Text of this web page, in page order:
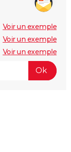
Voir un exemple
Voir un exemple
Voir un exemple